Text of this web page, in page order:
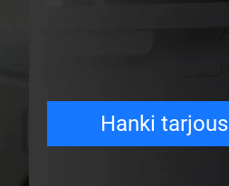
Hanki tarjous